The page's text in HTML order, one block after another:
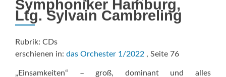
Symphoniker Hamburg,
Ltg. Sylvain Cambreling
Rubrik: CDs
erschienen in: das Orchester 1/2022 , Seite 76
„Einsamkeiten“ – groß, dominant und alles